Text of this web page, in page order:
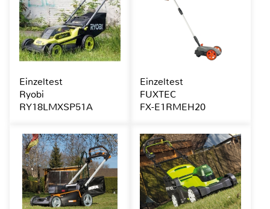
Einzeltest
Ryobi
RY18LMXSP51A
Einzeltest
FUXTEC
FX-E1RMEH20